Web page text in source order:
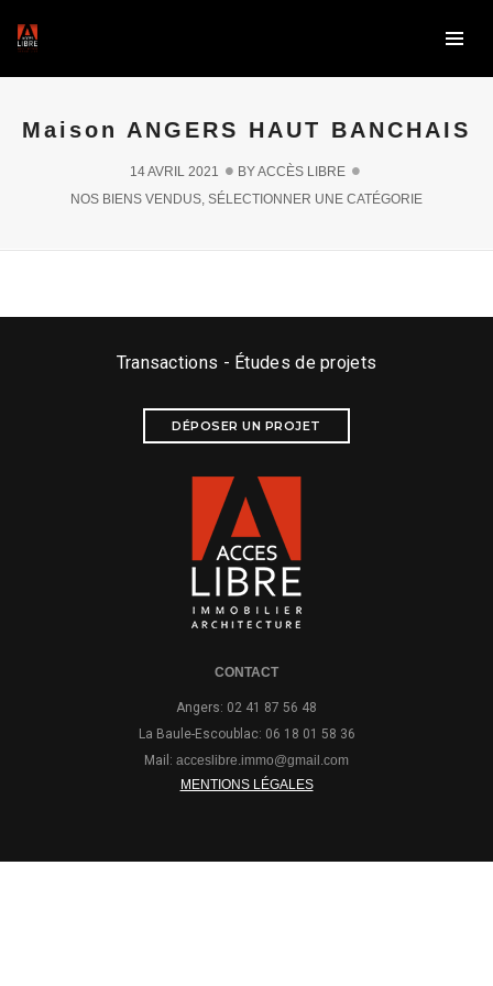
Maison ANGERS HAUT BANCHAIS
14 AVRIL 2021 BYACCÈS LIBRE
NOS BIENS VENDUS, SÉLECTIONNER UNE CATÉGORIE
Transactions - Études de projets
DÉPOSER UN PROJET
CONTACT
Angers: 02 41 87 56 48
La Baule-Escoublac: 06 18 01 58 36
Mail: acceslibre.immo@gmail.com
MENTIONS LÉGALES